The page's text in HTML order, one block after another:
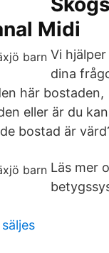
Midi
Vi
dina
här bostaden,
eller är du
bostad är
Läs mer